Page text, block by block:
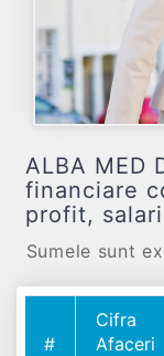
ALBA MED
financiare
profit,
Sumele sunt
#
Cifra
Afaceri